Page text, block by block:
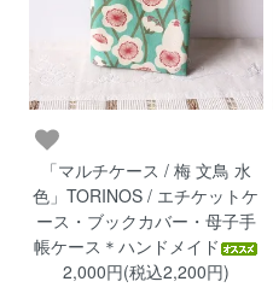
「マルチケース / 梅 文鳥 水
色」TORINOS / エチケットケ
ース・ブックカバー・母子手
帳ケース＊ハンドメイド
2,000円(税込2,200円)